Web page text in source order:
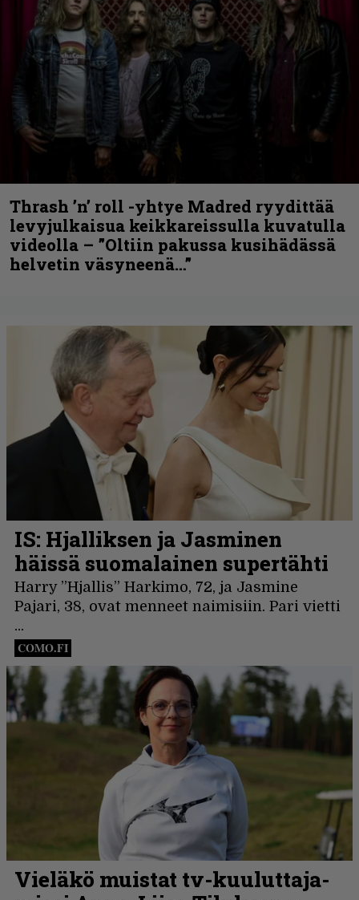
Thrash ’n’ roll -yhtye Madred ryydittää
levyjulkaisua keikkareissulla kuvatulla
videolla – ”Oltiin pakussa kusihädässä
helvetin väsyneenä…”